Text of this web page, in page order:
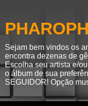
Sejam bem vindos os
encontra dezenas de
Escolha seu artista e/
o álbum de sua
SEGUIDOR! Opção